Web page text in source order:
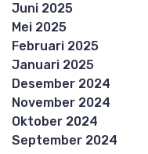
Juni 2025
Mei 2025
Februari 2025
Januari 2025
Desember 2024
November 2024
Oktober 2024
September 2024